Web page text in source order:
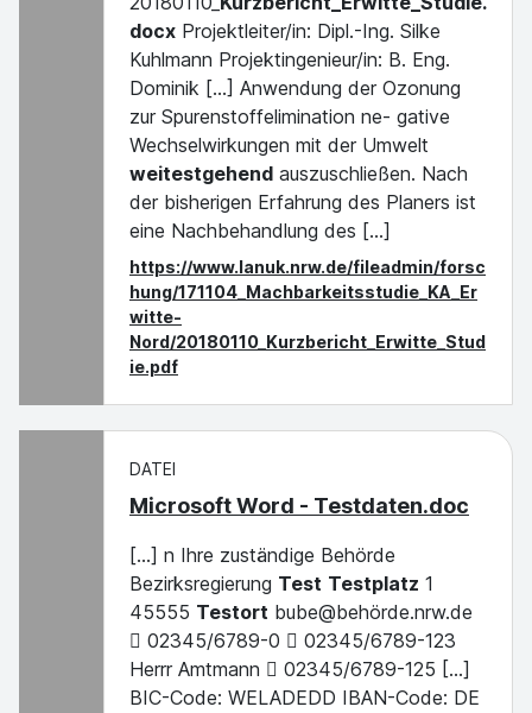
docx Projektleiter/in: Dipl.-Ing. Silke
Kuhlmann Projektingenieur/in: B. Eng.
Dominik [...] Anwendung der Ozonung
zur Spurenstoffelimination ne- gative
Wechselwirkungen mit der Umwelt
weitestgehend auszuschließen. Nach
der bisherigen Erfahrung des Planers ist
eine Nachbehandlung des [...]
https://www.lanuk.nrw.de/fileadmin/forsc
hung/171104_Machbarkeitsstudie_KA_Er
witte-
Nord/20180110_Kurzbericht_Erwitte_Stud
ie.pdf
DATEI
Microsoft Word - Testdaten.doc
[...] n Ihre zuständige Behörde
Bezirksregierung Test Testplatz 1
45555 Testort bube@behörde.nrw.de
 02345/6789-0  02345/6789-123
Herrr Amtmann  02345/6789-125 [...]
BIC-Code: WELADEDD IBAN-Code: DE